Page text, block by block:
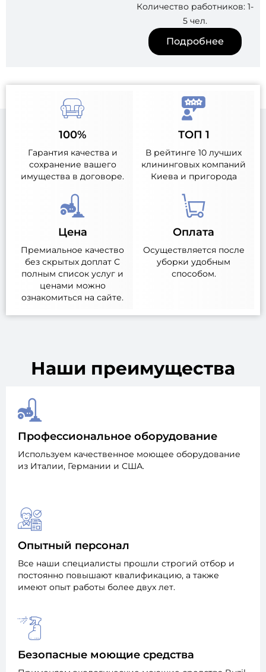
Количество работников: 1-
5 чел.
Подробнее
100%
Гарантия качества и
сохранение вашего
имущества в договоре.
ТОП 1
В рейтинге 10 лучших
клининговых компаний
Киева и пригорода
Цена
Премиальное качество
без скрытых доплат С
полным список услуг и
ценами можно
ознакомиться на сайте.
Оплата
Осуществляется после
уборки удобным
способом.
Наши преимущества
Профессиональное оборудование
Используем качественное моющее оборудование
из Италии, Германии и США.
Опытный персонал
Все наши специалисты прошли строгий отбор и
постоянно повышают квалификацию, а также
имеют опыт работы более двух лет.
Безопасные моющие средства